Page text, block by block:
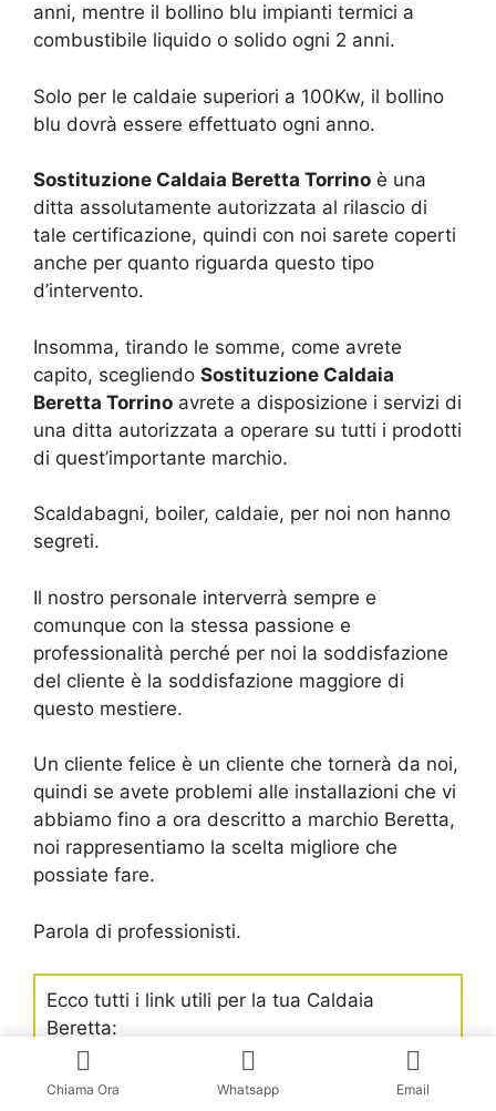
anni, mentre il bollino blu impianti termici a
combustibile liquido o solido ogni 2 anni.
Solo per le caldaie superiori a 100Kw, il bollino
blu dovrà essere effettuato ogni anno.
Sostituzione Caldaia Beretta Torrino è una
ditta assolutamente autorizzata al rilascio di
tale certificazione, quindi con noi sarete coperti
anche per quanto riguarda questo tipo
d’intervento.
Insomma, tirando le somme, come avrete
capito, scegliendo Sostituzione Caldaia
Beretta Torrino avrete a disposizione i servizi di
una ditta autorizzata a operare su tutti i prodotti
di quest’importante marchio.
Scaldabagni, boiler, caldaie, per noi non hanno
segreti.
Il nostro personale interverrà sempre e
comunque con la stessa passione e
professionalità perché per noi la soddisfazione
del cliente è la soddisfazione maggiore di
questo mestiere.
Un cliente felice è un cliente che tornerà da noi,
quindi se avete problemi alle installazioni che vi
abbiamo fino a ora descritto a marchio Beretta,
noi rappresentiamo la scelta migliore che
possiate fare.
Parola di professionisti.
Ecco tutti i link utili per la tua Caldaia
Beretta:
BERETTACLIMA.ITil sito ufficiale
Chiama Ora Whatsapp Email